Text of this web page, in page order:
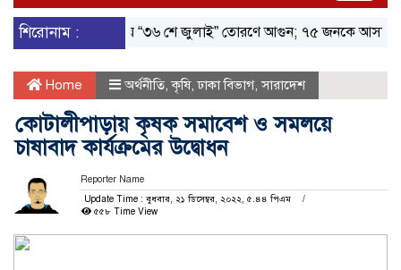
শিরোনাম :
টুঙ্গিপাড়ায় “৩৬ শে জুলাই” তোরণে আগুন; ৭৫ জনকে আসামি করে
Home অর্থনীতি,কৃষি,ঢাকা বিভাগ,সারাদেশ
কোটালীপাড়ায় কৃষক সমাবেশ ও সমলয়ে
চাষাবাদ কার্যক্রমের উদ্বোধন
Reporter Name
Update Time : বুধবার, ২১ ডিসেম্বর, ২০২২, ৫.৪৪ পিএম
৫৫৮ Time View